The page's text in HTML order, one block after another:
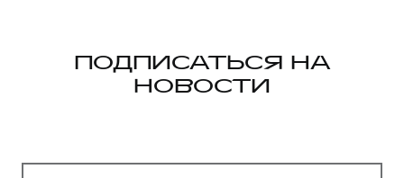
ПОДПИСАТЬСЯ НА
НОВОСТИ